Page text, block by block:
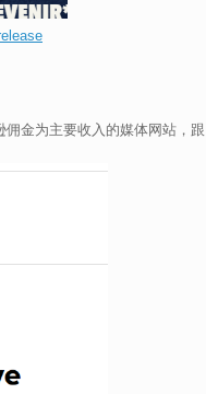
金为主要收入的媒体网站，跟